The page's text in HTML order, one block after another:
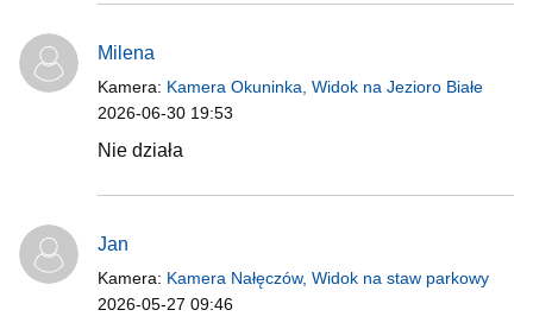
Milena
Kamera: Kamera Okuninka, Widok na Jezioro Białe
2026-06-30 19:53
Nie działa
Jan
Kamera: Kamera Nałęczów, Widok na staw parkowy
2026-05-27 09:46